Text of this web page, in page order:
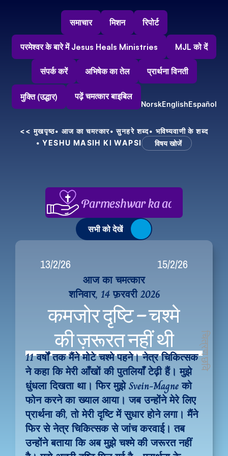
समाचार मिशन रिपोर्ट
परमेश्वर के बारे में Jesus Heals Ministries MJL को दें
संपर्क करें अभिषेक का तेल प्रार्थना विनती
मुक्ति (उद्धार) पढ़ें चमत्कार बाइबिल
NorskEnglishEspañol
<< मुखपृष्ठ• आज का चमत्कार• सुनहरे शब्द• भविष्यवाणी के शब्द
• YESHU MASIH KI WAPSI
विषय खोजें
13/2/26 15/2/26
आज का चमत्कार
शनिवार, 14 फ़रवरी 2026
कमजोर दृष्टि – चश्मे
की ज़रूरत नहीं थी
चित्रण छवि
11 वर्षों तक मैंने मोटे चश्मे पहने। नेत्र चिकित्सक
ने कहा कि मेरी आँखों की पुतलियाँ टेढ़ी हैं। मुझे
धुंधला दिखता था। फिर मुझे Svein-Magne को
फोन करने का ख्याल आया। जब उन्होंने मेरे लिए
प्रार्थना की, तो मेरी दृष्टि में सुधार होने लगा। मैंने
फिर से नेत्र चिकित्सक से जांच करवाई। तब
उन्होंने बताया कि अब मुझे चश्मे की जरूरत नहीं
Parmeshwar ka aabhar,
सभी को देखें